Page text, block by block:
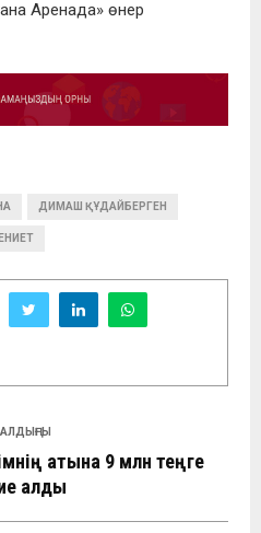
Аренада» өнер
ДИМАШ ҚҰДАЙБЕРГЕН
АЛДЫҢҒЫ
атына 9 млн теңге
алды